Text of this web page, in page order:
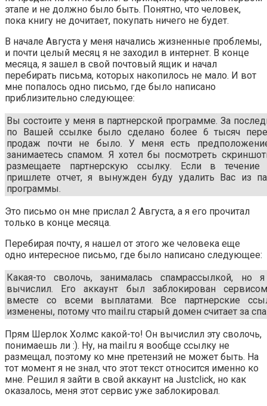
этапе и не должно было быть. Понятно, что человек,
пока книгу не дочитает, покупать ничего не будет.
В начале Августа у меня начались жизненные проблемы,
и почти целый месяц я не заходил в интернет. В конце
месяца, я зашел в свой почтовый ящик и начал
перебирать письма, которых накопилось не мало. И вот
мне попалось одно письмо, где было написано
приблизительно следующее:
Вы состоите у меня в партнерской программе. За
по Вашей ссылке было сделано более 6 тысяч
продаж почти не было. У меня есть
занимаетесь спамом. Я хотел бы посмотреть
размещаете партнерскую ссылку. Если в течение
пришлете отчет, я вынужден буду удалить Вас из
программы.
Это письмо он мне прислал 2 Августа, а я его прочитал
только в конце месяца.
Перебирая почту, я нашел от этого же человека еще
одно интересное письмо, где было написано следующее:
Какая-то сволочь, занималась спамрассылкой, но
вычислил. Его аккаунт был заблокирован
вместе со всеми выплатами. Все партнерские
изменены, потому что mail.ru старый домен считает за
Прям Шерлок Холмс какой-то! Он вычислил эту сволочь,
понимаешь ли :). Ну, на mail.ru я вообще ссылку не
размещал, поэтому ко мне претензий не может быть. На
тот момент я не знал, что этот текст относится именно ко
мне. Решил я зайти в свой аккаунт на Justclick, но как
оказалось, меня этот сервис уже заблокировал.